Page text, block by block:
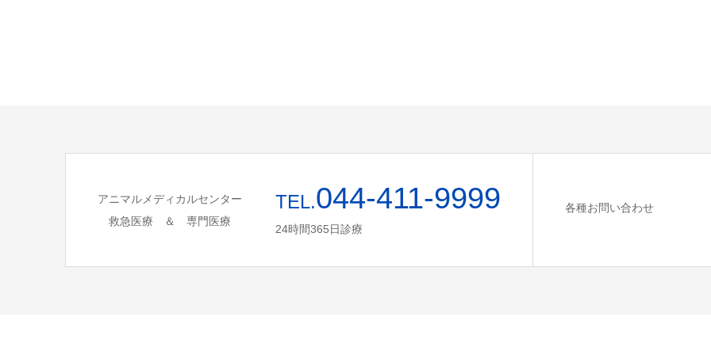
アニマルメディカルセンター
救急医療 ＆ 専門医療
TEL.044-411-9999
24時間365日診療
各種お問い合わせ